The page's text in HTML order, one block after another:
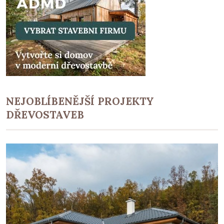
NEJOBLÍBENĚJŠÍ PROJEKTY
DŘEVOSTAVEB